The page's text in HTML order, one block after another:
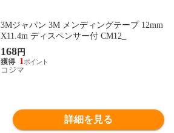
3Mジャパン 3M メンディングテープ 12mm
X11.4m ディスペンサー付 CM12_
168円
1
コジマ
詳細を見る